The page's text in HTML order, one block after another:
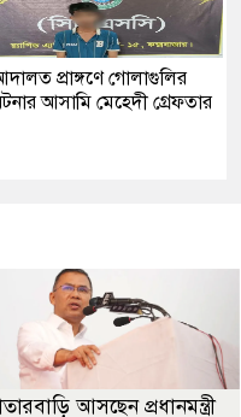
প্রাঙ্গণে গোলাগুলির
আসামি মেহেদী গ্রেফতার
আসছেন প্রধানমন্ত্রী